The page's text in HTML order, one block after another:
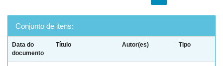
Conjunto de itens:
Data do
documento
Título Autor(es) Tipo